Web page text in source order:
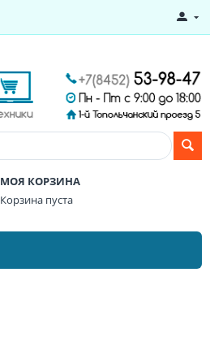
МОЯ КОРЗИНА
Корзина пуста